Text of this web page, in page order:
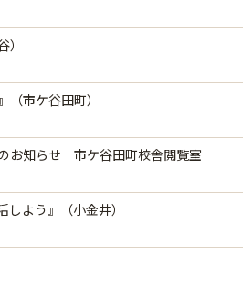
（市ケ谷田町）
お知らせ 市ケ谷田町校舎閲覧室
しよう』（小金井）